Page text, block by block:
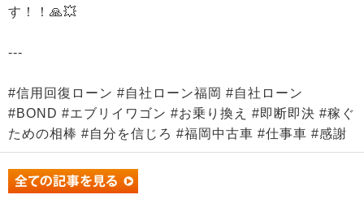
す！！🙏💥
---
#信用回復ローン #自社ローン福岡 #自社ローン
#BOND #エブリイワゴン #お乗り換え #即断即決 #稼ぐ
ための相棒 #自分を信じろ #福岡中古車 #仕事車 #感謝